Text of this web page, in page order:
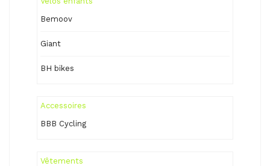
Bemoov
Giant
BH bikes
Accessoires
BBB Cycling
Vêtements